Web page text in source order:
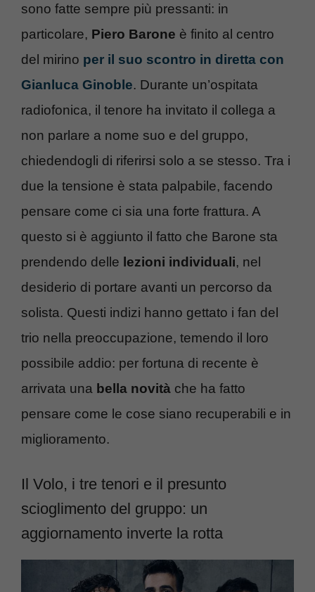
sono fatte sempre più pressanti: in
particolare, Piero Barone è finito al centro
del mirino per il suo scontro in diretta con
Gianluca Ginoble. Durante un’ospitata
radiofonica, il tenore ha invitato il collega a
non parlare a nome suo e del gruppo,
chiedendogli di riferirsi solo a se stesso. Tra i
due la tensione è stata palpabile, facendo
pensare come ci sia una forte frattura. A
questo si è aggiunto il fatto che Barone sta
prendendo delle lezioni individuali, nel
desiderio di portare avanti un percorso da
solista. Questi indizi hanno gettato i fan del
trio nella preoccupazione, temendo il loro
possibile addio: per fortuna di recente è
arrivata una bella novità che ha fatto
pensare come le cose siano recuperabili e in
miglioramento.
Il Volo, i tre tenori e il presunto
scioglimento del gruppo: un
aggiornamento inverte la rotta